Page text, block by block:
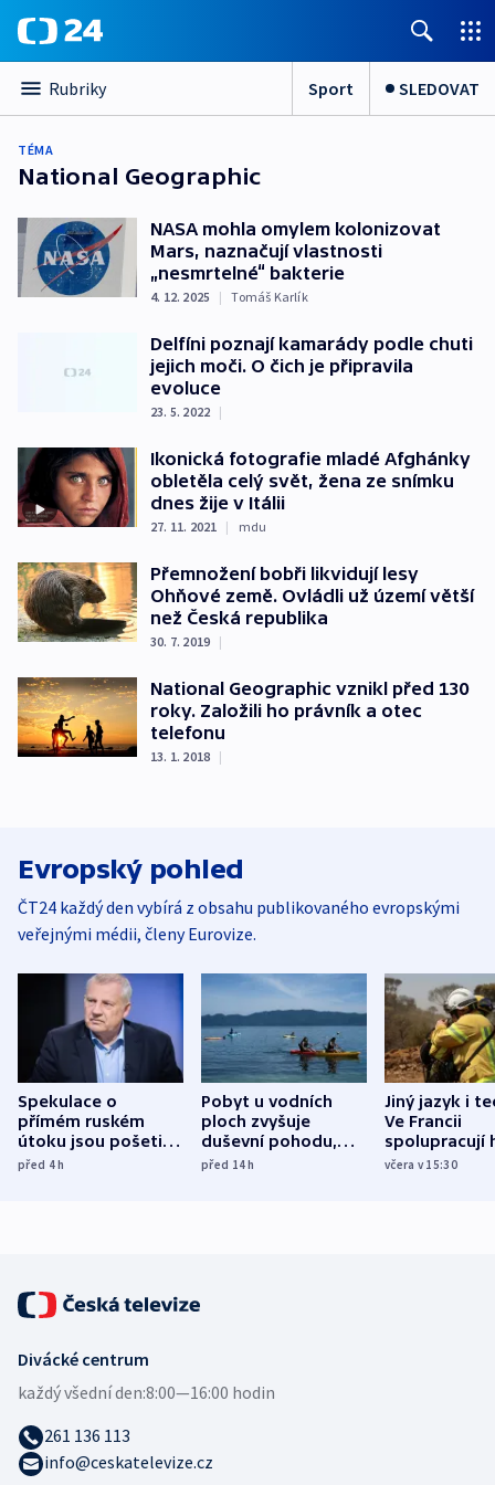
Rubriky Sport SLEDOVAT
TÉMA
National Geographic
NASA mohla omylem kolonizovat
Mars, naznačují vlastnosti
„nesmrtelné“ bakterie
4. 12. 2025 | Tomáš Karlík
Delfíni poznají kamarády podle chuti
jejich moči. O čich je připravila
evoluce
23. 5. 2022 |
Ikonická fotografie mladé Afghánky
obletěla celý svět, žena ze snímku
dnes žije v Itálii
27. 11. 2021 | mdu
Přemnožení bobři likvidují lesy
Ohňové země. Ovládli už území větší
než Česká republika
30. 7. 2019 |
National Geographic vznikl před 130
roky. Založili ho právník a otec
telefonu
13. 1. 2018 |
Evropský pohled
ČT24 každý den vybírá z obsahu publikovaného evropskými
veřejnými médii, členy Eurovize.
Spekulace o
přímém ruském
útoku jsou pošetilé,
míní estonský
před 4h
Pobyt u vodních
ploch zvyšuje
duševní pohodu,
ukázala
před 14h
Jiný jazyk i
Ve Francii
spolupracují
různých zemí
včera v 15:30
Divácké centrum
každý všední den:8:00—16:00 hodin
261 136 113
info@ceskatelevize.cz